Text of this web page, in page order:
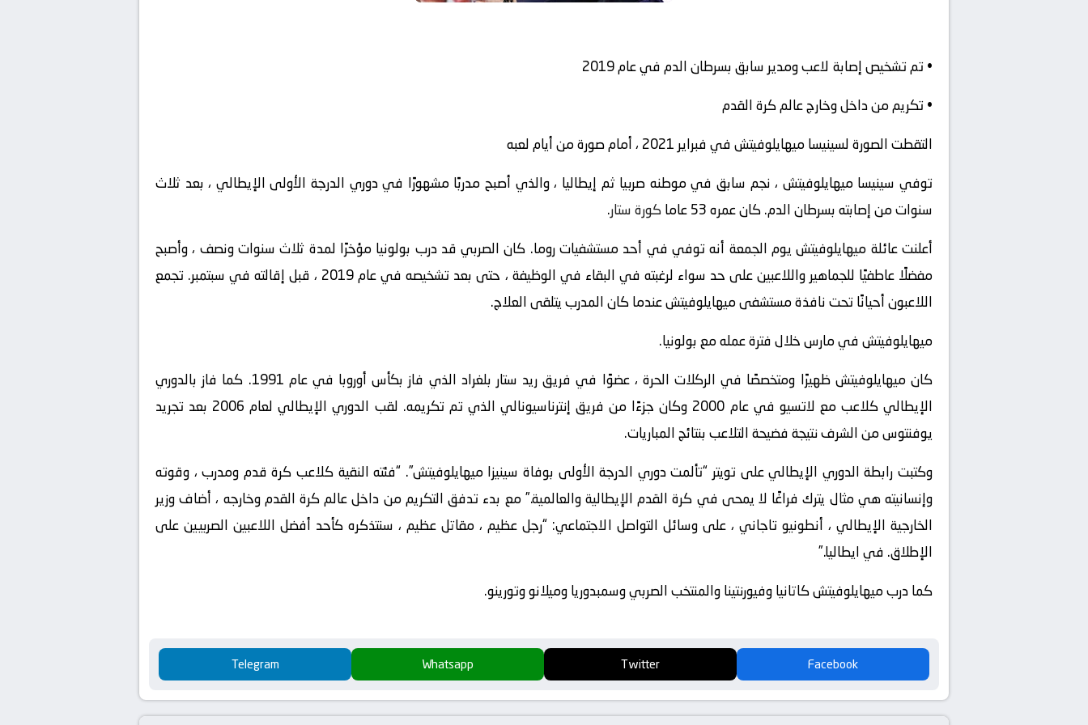
• تم تشخيص إصابة لاعب ومدير سابق بسرطان الدم في عام 2019
• تكريم من داخل وخارج عالم كرة القدم
التقطت الصورة لسينيسا ميهايلوفيتش في فبراير 2021 ، أمام صورة من أيام لعبه
توفي سينيسا ميهايلوفيتش ، نجم سابق في موطنه صربيا ثم إيطاليا ، والذي أصبح مدربًا مشهورًا في دوري الدرجة الأولى الإيطالي ، بعد ثلاث
سنوات من إصابته بسرطان الدم. كان عمره 53 عاما
كورة ستار.
أعلنت عائلة ميهايلوفيتش يوم الجمعة أنه توفي في أحد مستشفيات روما. كان الصربي قد درب بولونيا مؤخرًا لمدة ثلاث سنوات ونصف ، وأصبح
مفضلًا عاطفيًا للجماهير واللاعبين على حد سواء لرغبته في البقاء في الوظيفة ، حتى بعد تشخيصه في عام 2019 ، قبل إقالته في سبتمبر. تجمع
اللاعبون أحيانًا تحت نافذة مستشفى ميهايلوفيتش عندما كان المدرب يتلقى العلاج.
ميهايلوفيتش في مارس خلال فترة عمله مع بولونيا.
كان ميهايلوفيتش ظهيرًا ومتخصصًا في الركلات الحرة ، عضوًا في فريق ريد ستار بلغراد الذي فاز بكأس أوروبا في عام 1991. كما فاز بالدوري
الإيطالي كلاعب مع لاتسيو في عام 2000 وكان جزءًا من فريق إنترناسيونالي الذي تم تكريمه. لقب الدوري الإيطالي لعام 2006 بعد تجريد
يوفنتوس من الشرف نتيجة فضيحة التلاعب بنتائج المباريات.
وكتبت رابطة الدوري الإيطالي على تويتر “تألمت دوري الدرجة الأولى بوفاة سينيزا ميهايلوفيتش”. “فئته النقية كلاعب كرة قدم ومدرب ، وقوته
وإنسانيته هي مثال يترك فراغًا لا يمحى في كرة القدم الإيطالية والعالمية.” مع بدء تدفق التكريم من داخل عالم كرة القدم وخارجه ، أضاف وزير
الخارجية الإيطالي ، أنطونيو تاجاني ، على وسائل التواصل الاجتماعي: “رجل عظيم ، مقاتل عظيم ، سنتذكره كأحد أفضل اللاعبين الصربيين على
الإطلاق. في ايطاليا.”
كما درب ميهايلوفيتش كاتانيا وفيورنتينا والمنتخب الصربي وسمبدوريا وميلانو وتورينو.
Facebook
Twitter
Whatsapp
Telegram